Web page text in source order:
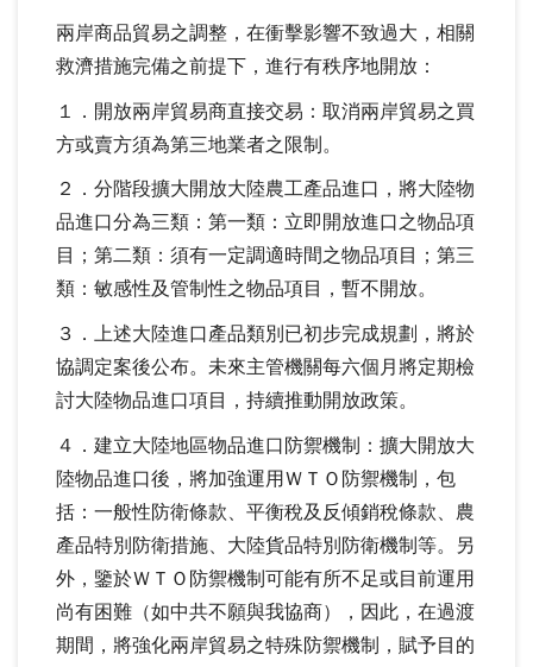
兩岸商品貿易之調整，在衝擊影響不致過大，相關
救濟措施完備之前提下，進行有秩序地開放：
１．開放兩岸貿易商直接交易：取消兩岸貿易之買
方或賣方須為第三地業者之限制。
２．分階段擴大開放大陸農工產品進口，將大陸物
品進口分為三類：第一類：立即開放進口之物品項
目；第二類：須有一定調適時間之物品項目；第三
類：敏感性及管制性之物品項目，暫不開放。
３．上述大陸進口產品類別已初步完成規劃，將於
協調定案後公布。未來主管機關每六個月將定期檢
討大陸物品進口項目，持續推動開放政策。
４．建立大陸地區物品進口防禦機制：擴大開放大
陸物品進口後，將加強運用ＷＴＯ防禦機制，包
括：一般性防衛條款、平衡稅及反傾銷稅條款、農
產品特別防衛措施、大陸貨品特別防衛機制等。另
外，鑒於ＷＴＯ防禦機制可能有所不足或目前運用
尚有困難（如中共不願與我協商），因此，在過渡
期間，將強化兩岸貿易之特殊防禦機制，賦予目的